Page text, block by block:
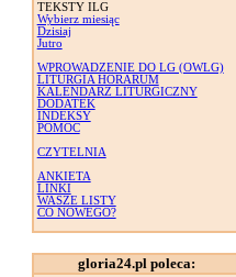
TEKSTY ILG
Wybierz miesiąc
Dzisiaj
Jutro
WPROWADZENIE DO LG (OWLG)
LITURGIA HORARUM
KALENDARZ LITURGICZNY
DODATEK
INDEKSY
POMOC
CZYTELNIA
ANKIETA
LINKI
WASZE LISTY
CO NOWEGO?
gloria24.pl poleca: